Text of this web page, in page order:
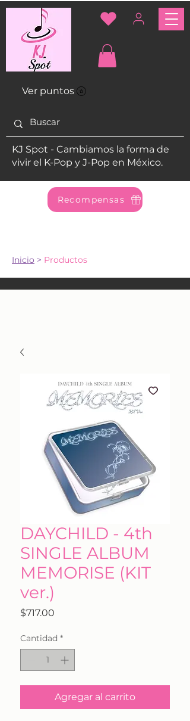
Ver puntos
KJ Spot - Cambiamos la forma de
vivir el K-Pop y J-Pop en México.
Recompensas
Inicio > Productos
DAYCHILD - 4th
SINGLE ALBUM
MEMORISE (KIT
ver.)
$717.00
Cantidad *
Agregar al carrito